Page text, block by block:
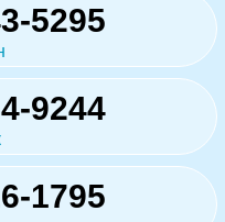
5295
9244
1795